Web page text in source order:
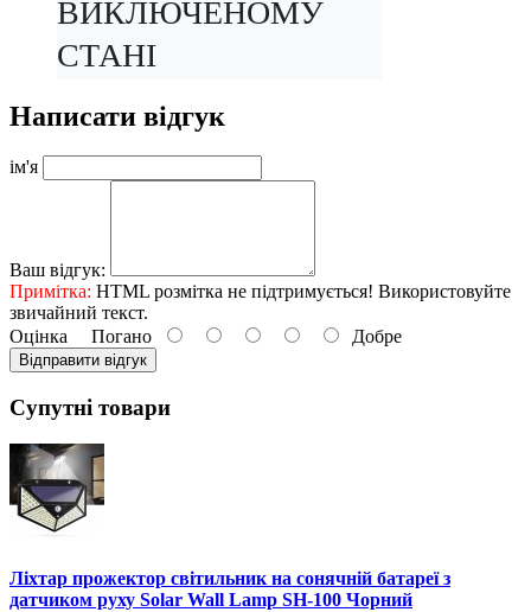
ВИКЛЮЧЕНОМУ
СТАНІ
Написати відгук
ім'я
Ваш відгук:
Примітка: HTML розмітка не підтримується! Використовуйте
звичайний текст.
Оцінка Погано Добре
Відправити відгук
Супутні товари
Ліхтар прожектор світильник на сонячній батареї з
датчиком руху Solar Wall Lamp SH-100 Чорний